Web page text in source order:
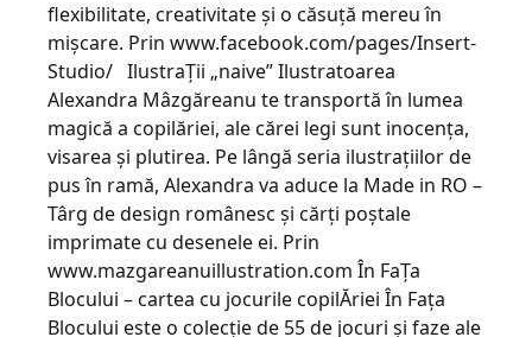
flexibilitate, creativitate şi o căsuţă mereu în
mişcare. Prin www.facebook.com/pages/Insert-
Studio/ IlustraŢii „naive” Ilustratoarea
Alexandra Mâzgăreanu te transportă în lumea
magică a copilăriei, ale cărei legi sunt inocenţa,
visarea şi plutirea. Pe lângă seria ilustraţiilor de
pus în ramă, Alexandra va aduce la Made in RO –
Târg de design românesc şi cărţi poştale
imprimate cu desenele ei. Prin
www.mazgareanuillustration.com În FaŢa
Blocului – cartea cu jocurile copilĂriei În Faţa
Blocului este o colecţie de 55 de jocuri şi faze ale